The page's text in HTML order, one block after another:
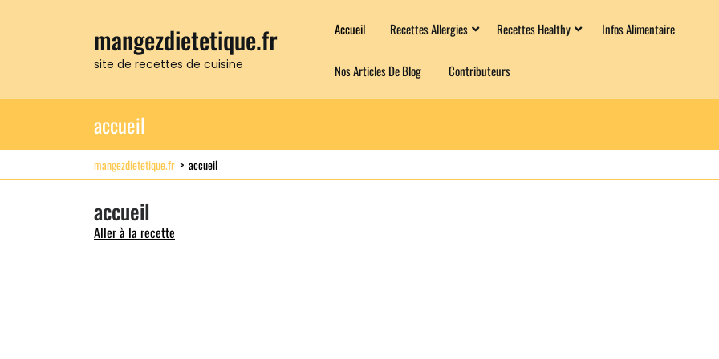
mangezdietetique.fr
site de recettes de cuisine
Accueil Recettes Allergies Recettes Healthy Infos Alimentaire
Nos Articles De Blog Contributeurs
accueil
mangezdietetique.fr > accueil
accueil
Aller à la recette